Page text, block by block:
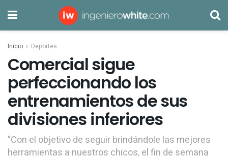
Inicio Deportes
Comercial sigue
perfeccionando los
entrenamientos de sus
divisiones inferiores
"Con el objetivo de seguir brindándole las mejores
herramientas a nuestros chicos, el fin de semana